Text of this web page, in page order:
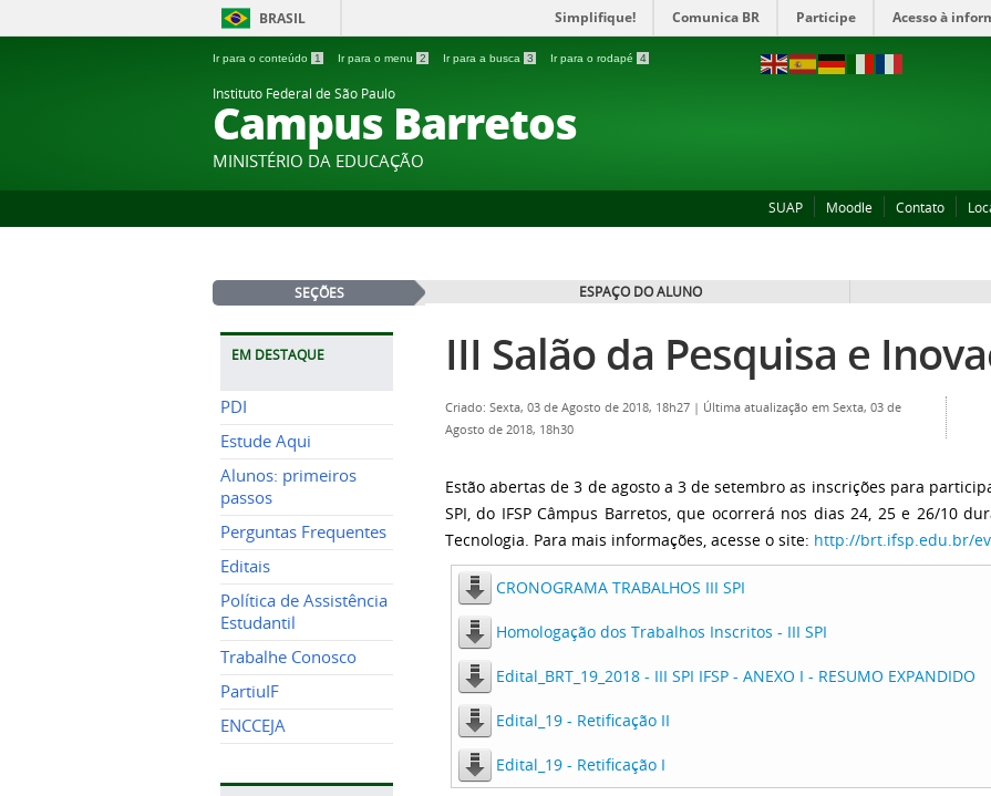
BRASIL Simplifique! Comunica BR Participe Acesso à
Ir para o conteúdo 1 Ir para o menu 2 Ir para a busca 3 Ir para o rodapé 4
Instituto Federal de São Paulo
Campus Barretos
MINISTÉRIO DA EDUCAÇÃO
SUAP Moodle Contato
SEÇÕES ESPAÇO DO ALUNO
EM DESTAQUE
PDI
Estude Aqui
Alunos: primeiros
passos
Perguntas Frequentes
Editais
Política de Assistência
Estudantil
Trabalhe Conosco
PartiuIF
ENCCEJA
III Salão da Pesquisa e
Criado: Sexta, 03 de Agosto de 2018, 18h27 | Última atualização em Sexta, 03 de
Agosto de 2018, 18h30
Estão abertas de 3 de agosto a 3 de setembro as inscrições para
SPI, do IFSP Câmpus Barretos, que ocorrerá nos dias 24, 25 e 26/10
Tecnologia. Para mais informações, acesse o site: http://brt.ifsp.edu.br/
CRONOGRAMA TRABALHOS III SPI
Homologação dos Trabalhos Inscritos - III SPI
Edital_BRT_19_2018 - III SPI IFSP - ANEXO I - RESUMO EXPANDIDO
Edital_19 - Retificação II
Edital_19 - Retificação I